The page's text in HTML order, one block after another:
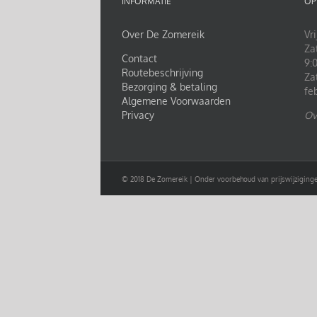
Over De Zomereik
Contact
Routebeschrijving
Bezorging & betaling
Algemene Voorwaarden
Privacy
© 2018 De Zomereik | Onder voorbehoud van